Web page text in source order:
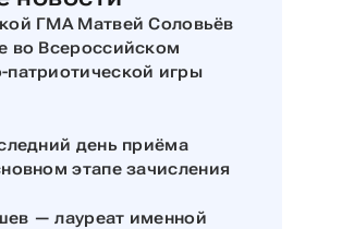
ГМА Матвей Соловьёв
во Всероссийском
патриотической игры
день приёма
этапе зачисления
— лауреат именной